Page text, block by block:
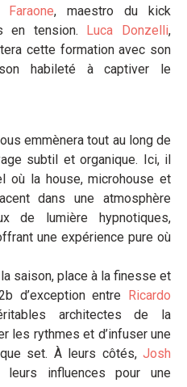
Faraone, maestro du kick
en tension. Luca Donzelli,
cette formation avec son
habileté à captiver le
emmènera tout au long de
subtil et organique. Ici, il
où la house, microhouse et
dans une atmosphère
de lumière hypnotiques,
une expérience pure où
saison, place à la finesse et
d’exception entre Ricardo
architectes de la
les rythmes et d’infuser une
set. À leurs côtés, Josh
leurs influences pour une